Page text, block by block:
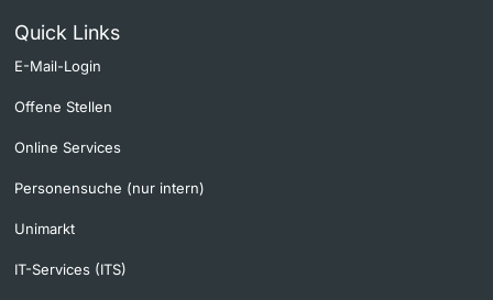
Quick Links
E-Mail-Login
Offene Stellen
Online Services
Personensuche (nur intern)
Unimarkt
IT-Services (ITS)